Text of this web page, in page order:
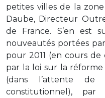
petites villes de la
Daube, Directeur
de France. S’en est
nouveautés portées
pour 2011 (en cours
par la loi sur la
(dans l’attente de
constitutionnel), par